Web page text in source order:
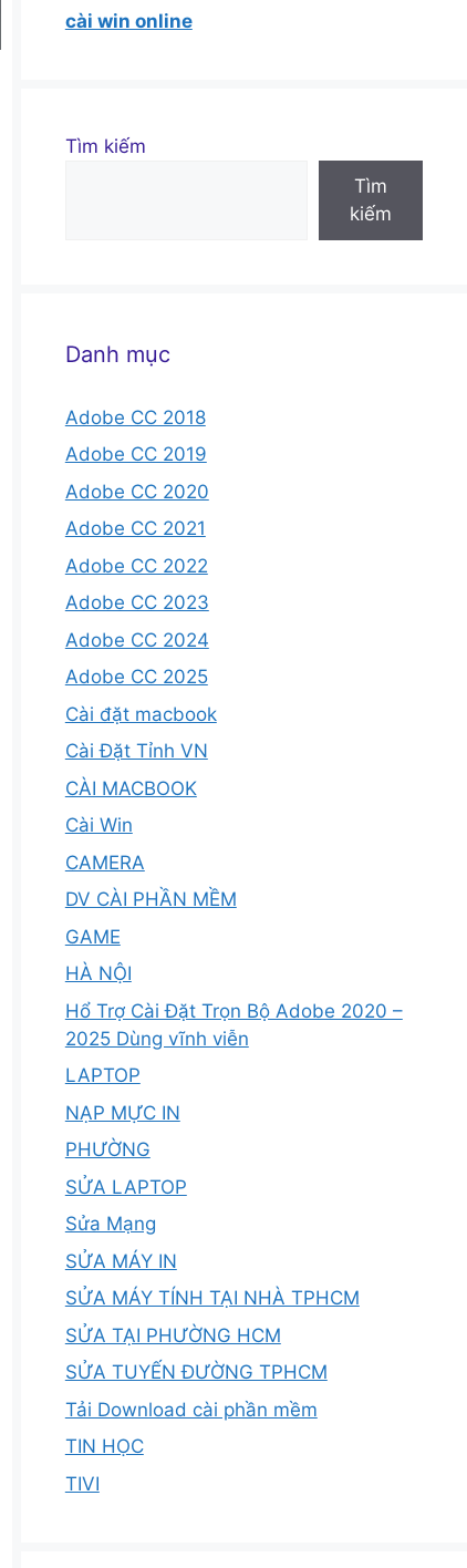
cài win online
Tìm kiếm
Tìm
kiếm
Danh mục
Adobe CC 2018
Adobe CC 2019
Adobe CC 2020
Adobe CC 2021
Adobe CC 2022
Adobe CC 2023
Adobe CC 2024
Adobe CC 2025
Cài đặt macbook
Cài Đặt Tỉnh VN
CÀI MACBOOK
Cài Win
CAMERA
DV CÀI PHẦN MỀM
GAME
HÀ NỘI
Hổ Trợ Cài Đặt Trọn Bộ Adobe 2020 –
2025 Dùng vĩnh viễn
LAPTOP
NẠP MỰC IN
PHƯỜNG
SỬA LAPTOP
Sửa Mạng
SỬA MÁY IN
SỬA MÁY TÍNH TẠI NHÀ TPHCM
SỬA TẠI PHƯỜNG HCM
SỬA TUYẾN ĐƯỜNG TPHCM
Tải Download cài phần mềm
TIN HỌC
TIVI